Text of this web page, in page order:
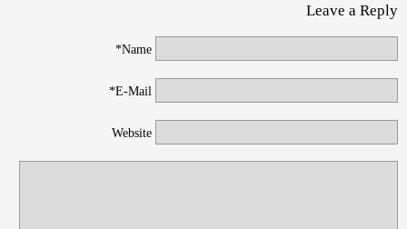
Leave a Reply
Name*
E-Mail*
Website